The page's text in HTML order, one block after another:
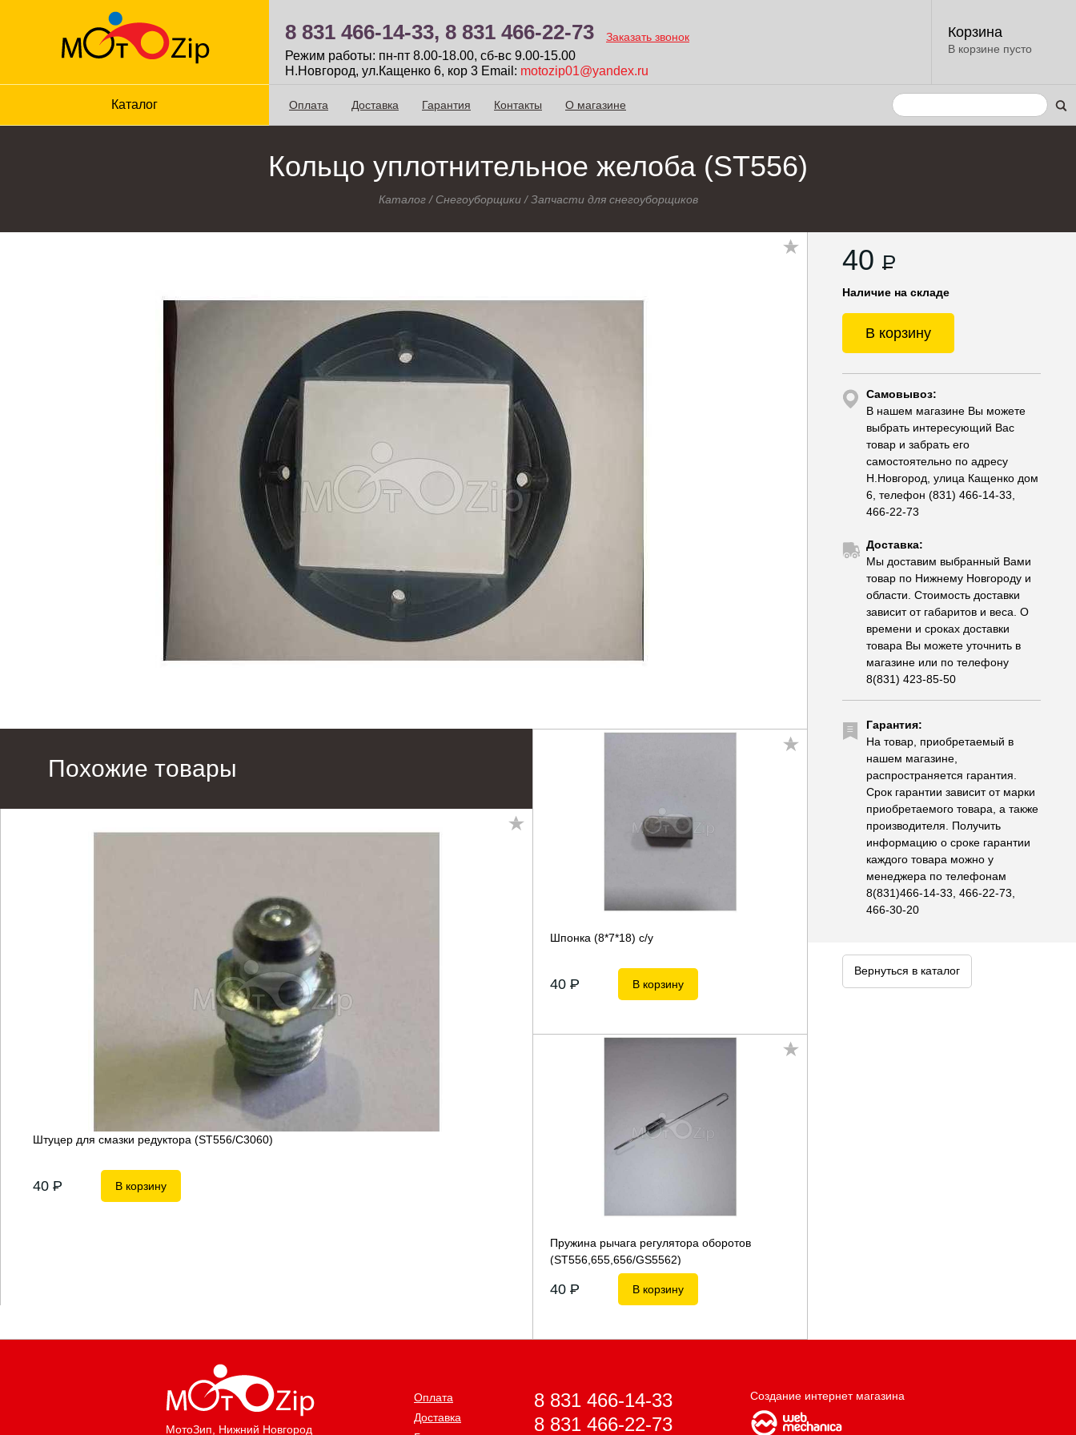
8 831 466-14-33, 8 831 466-22-73 Заказать звонок
Режим работы: пн-пт 8.00-18.00, сб-вc 9.00-15.00
Н.Новгород, ул.Кащенко 6, кор 3 Email: motozip01@yandex.ru
Корзина
В корзине пусто
Каталог Оплата Доставка Гарантия Контакты О магазине
Кольцо уплотнительное желоба (ST556)
Каталог/ Снегоуборщики/Запчасти для снегоуборщиков
40 P
Наличие на складе
В корзину
Самовывоз:
В нашем магазине Вы можете
выбрать интересующий Вас
товар и забрать его
самостоятельно по адресу
Н.Новгород, улица Кащенко дом
6, телефон (831) 466-14-33,
466-22-73
Доставка:
Мы доставим выбранный Вами
товар по Нижнему Новгороду и
области. Стоимость доставки
зависит от габаритов и веса. О
времени и сроках доставки
товара Вы можете уточнить в
магазине или по телефону
8(831) 423-85-50
Гарантия:
На товар, приобретаемый в
нашем магазине,
распространяется гарантия.
Срок гарантии зависит от марки
приобретаемого товара, а также
производителя. Получить
информацию о сроке гарантии
каждого товара можно у
менеджера по телефонам
8(831)466-14-33, 466-22-73,
466-30-20
Вернуться в каталог
Похожие товары
Штуцер для смазки редуктора (ST556/С3060)
40 P В корзину
Шпонка (8*7*18) с/у
40 P В корзину
Пружина рычага регулятора оборотов
(ST556,655,656/GS5562)
40 P В корзину
МотоЗип , Нижний Новгород
Оплата
Доставка
8 831 466-14-33
8 831 466-22-73
Создание интернет магазина